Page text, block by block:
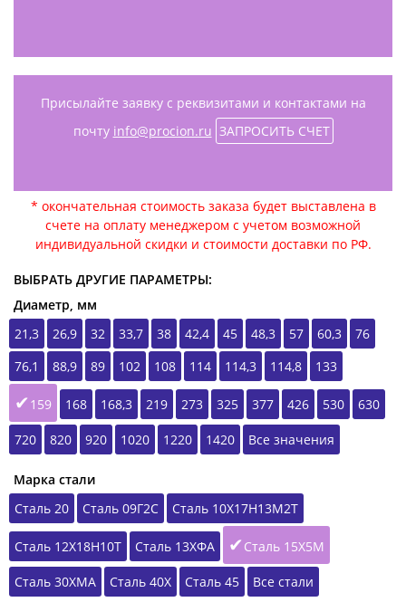
Присылайте заявку с реквизитами и контактами на
почту info@procion.ru ЗАПРОСИТЬ СЧЕТ
* окончательная стоимость заказа будет выставлена в
счете на оплату менеджером с учетом возможной
индивидуальной скидки и стоимости доставки по РФ.
ВЫБРАТЬ ДРУГИЕ ПАРАМЕТРЫ:
Диаметр, мм
21,3
26,9 32 33,7 38 42,4 45 48,3 57 60,3
76
76,1
88,9 89 102 108 114 114,3 114,8 133
159 168 168,3 219 273 325 377 426 530 630
720 820 920 1020 1220 1420 Все значения
Марка стали
Сталь 20
Сталь 09Г2С Сталь 10Х17Н13М2Т
Сталь 12Х18Н10Т Сталь 13ХФА Сталь 15Х5М
Сталь 30ХМА Сталь 40Х Сталь 45 Все стали